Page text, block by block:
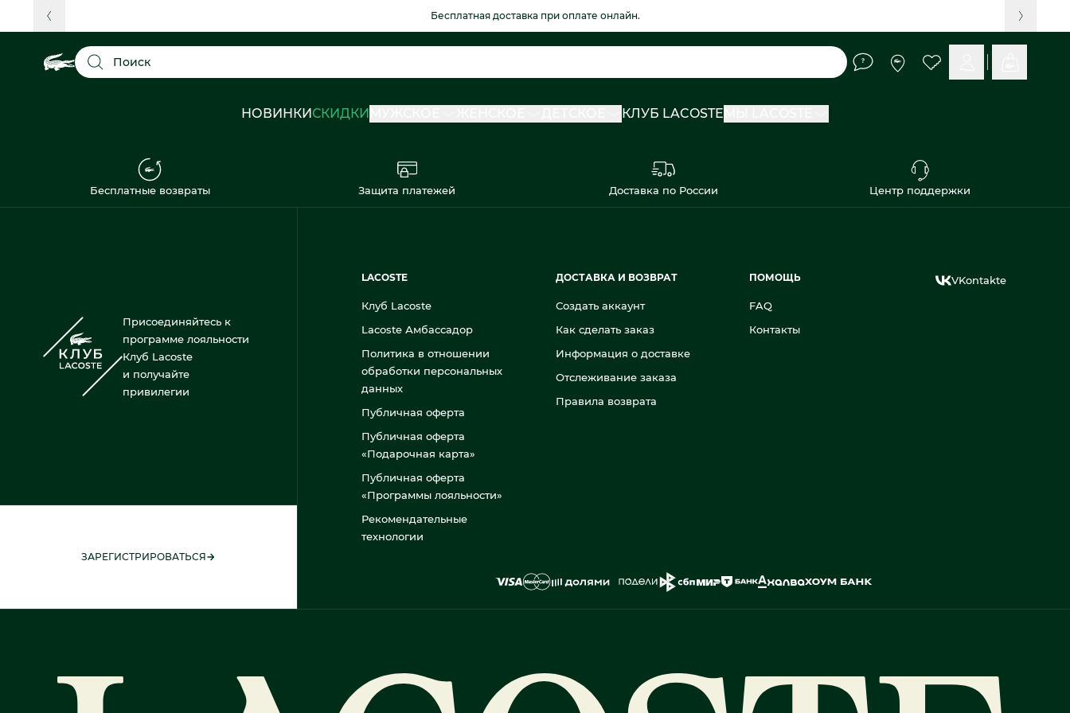
Бесплатная доставка при оплате онлайн.
Поиск
НОВИНКИСКИДКИ КЛУБ LACOSTE
Бесплатные возвраты Защита платежей Доставка по России Центр поддержки
Присоединяйтесь к
программе лояльности
Клуб Lacoste
и получайте
привилегии
ЗАРЕГИСТРИРОВАТЬСЯ
LACOSTE
Клуб Lacoste
Lacoste Амбассадор
Политика в отношении
обработки персональных
данных
Публичная оферта
Публичная оферта
«Подарочная карта»
Публичная оферта
«Программы лояльности»
Рекомендательные
технологии
ДОСТАВКА И ВОЗВРАТ
Создать аккаунт
Как сделать заказ
Информация о доставке
Отслеживание заказа
Правила возврата
ПОМОЩЬ
FAQ
Контакты
VKontakte